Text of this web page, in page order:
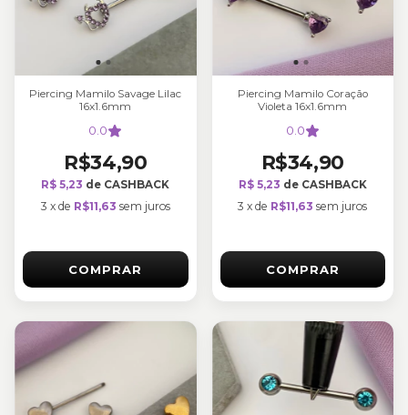
Piercing Mamilo Savage Lilac
16x1.6mm
0.0
R$34,90
R$ 5,23 de CASHBACK
3 x de R$11,63 sem juros
COMPRAR
Piercing Mamilo Coração
Violeta 16x1.6mm
0.0
R$34,90
R$ 5,23 de CASHBACK
3 xde R$11,63 sem juros
COMPRAR